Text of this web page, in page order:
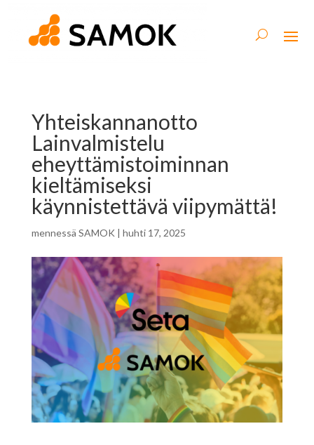
Yhteiskannanotto
Lainvalmistelu
eheyttämistoiminnan
kieltämiseksi
käynnistettävä viipymättä!
mennessä SAMOK | huhti 17, 2025